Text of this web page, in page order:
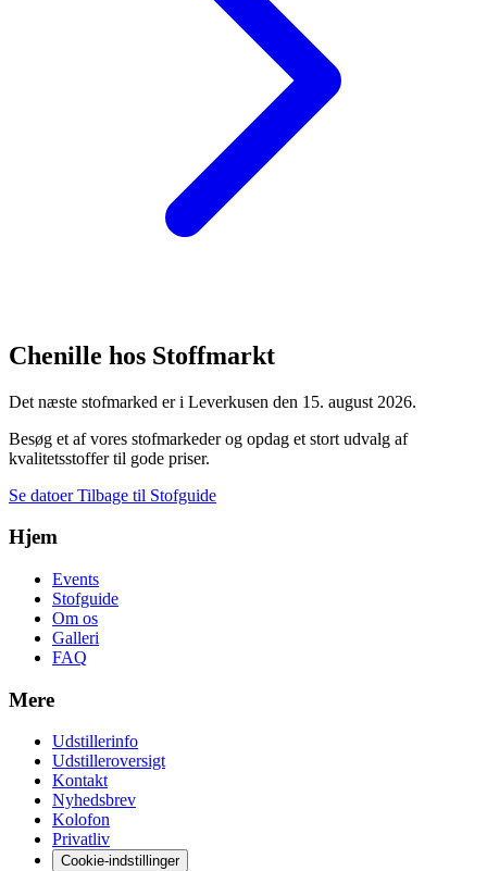
Chenille hos Stoffmarkt
Det næste stofmarked er i Leverkusen den 15. august 2026.
Besøg et af vores stofmarkeder og opdag et stort udvalg af
kvalitetsstoffer til gode priser.
Se datoerTilbage til Stofguide
Hjem
Events
Stofguide
Om os
Galleri
FAQ
Mere
Udstillerinfo
Udstilleroversigt
Kontakt
Nyhedsbrev
Kolofon
Privatliv
Cookie-indstillinger